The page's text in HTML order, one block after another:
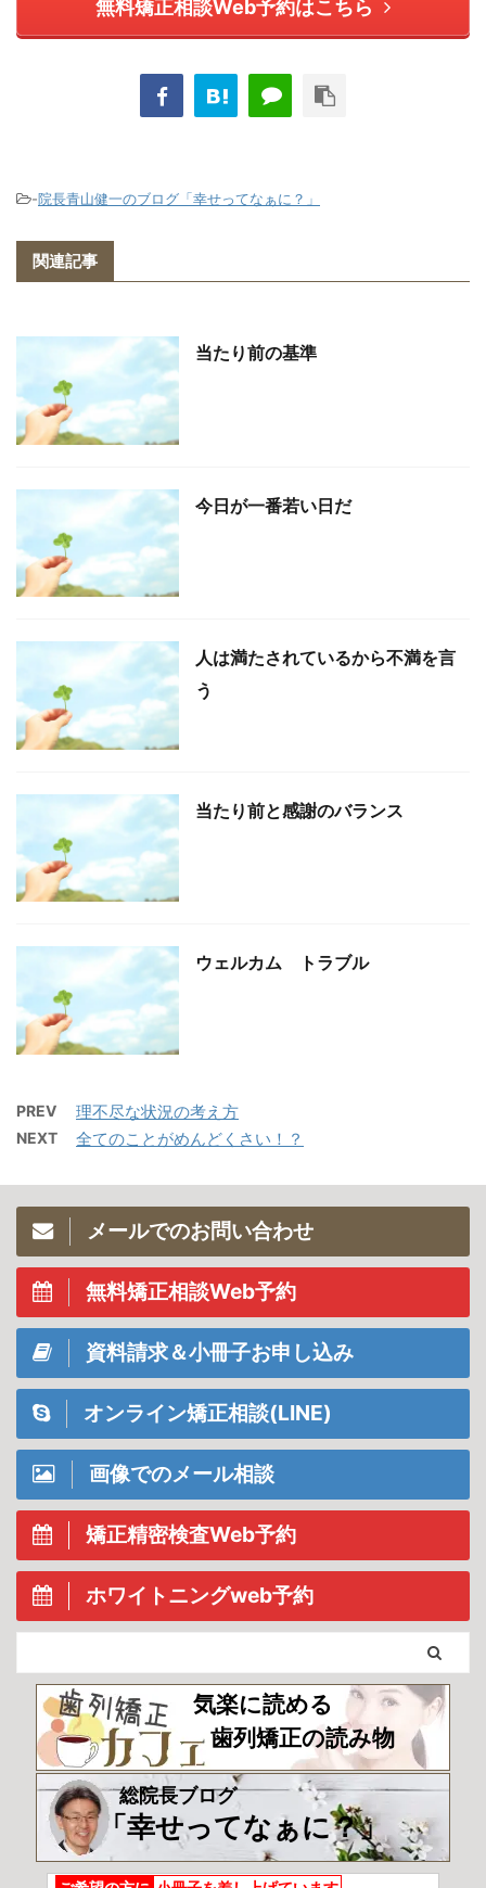
無料矯正相談Web予約はこちら
-院長青山健一のブログ「幸せってなぁに？」
関連記事
当たり前の基準
今日が一番若い日だ
人は満たされているから不満を言
う
当たり前と感謝のバランス
ウェルカム トラブル
PREV 理不尽な状況の考え方
NEXT 全てのことがめんどくさい！？
メールでのお問い合わせ
無料矯正相談Web予約
資料請求＆小冊子お申し込み
オンライン矯正相談(LINE)
画像でのメール相談
矯正精密検査Web予約
ホワイトニングweb予約
気楽に読める
歯列矯正の読み物
総院長ブログ
「幸せってなぁに？」